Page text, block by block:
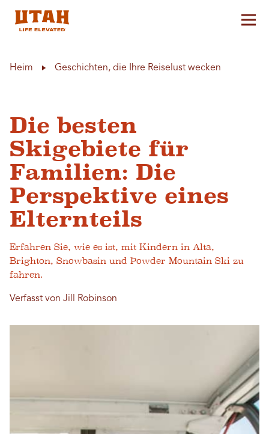
Heim Geschichten, die Ihre Reiselust wecken
Die besten
Skigebiete für
Familien: Die
Perspektive eines
Elternteils
Erfahren Sie, wie es ist, mit Kindern in Alta,
Brighton, Snowbasin und Powder Mountain Ski zu
fahren.
Verfasst von Jill Robinson